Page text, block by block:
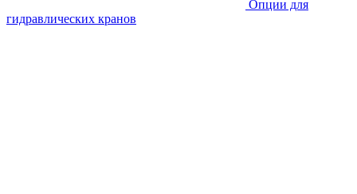
Опции для
гидравлических кранов